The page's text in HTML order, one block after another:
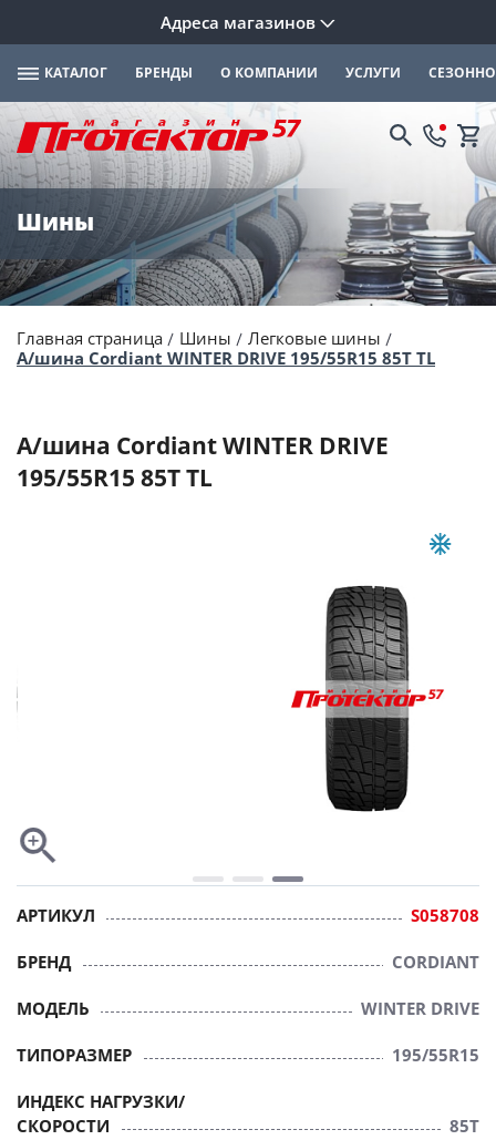
Адреса магазинов
КАТАЛОГ БРЕНДЫ О КОМПАНИИ УСЛУГИ
Шины
Главная страница Шины
Легковые шины
А/шина Cordiant WINTER DRIVE 195/55R15 85T TL
А/шина Cordiant WINTER DRIVE
195/55R15 85T TL
АРТИКУЛ S058708
БРЕНД CORDIANT
МОДЕЛЬ WINTER DRIVE
ТИПОРАЗМЕР 195/55R15
ИНДЕКС НАГРУЗКИ/
СКОРОСТИ
85T